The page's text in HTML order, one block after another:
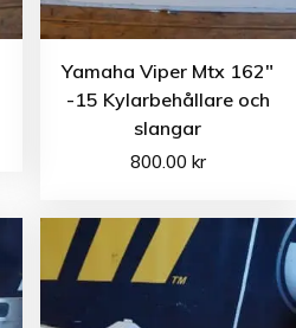
Yamaha Viper Mtx 162″
-15 Kylarbehållare och
slangar
800.00 kr